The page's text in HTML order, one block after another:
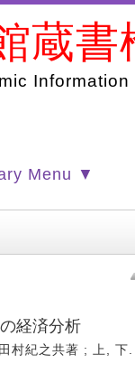
蔵書
Menu ▼
経済分析
村紀之共著 ; 上,